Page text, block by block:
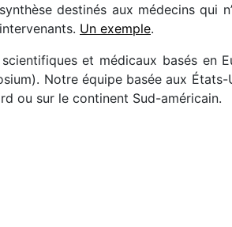
destinés aux médecins qui
Un exemple.
et médicaux basés en
Notre équipe basée aux
ou sur le continent Sud-américain.